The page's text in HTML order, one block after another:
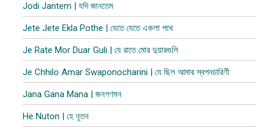
Jodi Jantem | যদি জানতেম
Jete Jete Ekla Pothe | যেতে যেতে একলা পথে
Je Rate Mor Duar Guli | যে রাতে মোর দুয়ারগুলি
Je Chhilo Amar Swaponocharini | যে ছিল আমার স্বপনচারিণী
Jana Gana Mana | জনগণমন
He Nuton | হে নূতন